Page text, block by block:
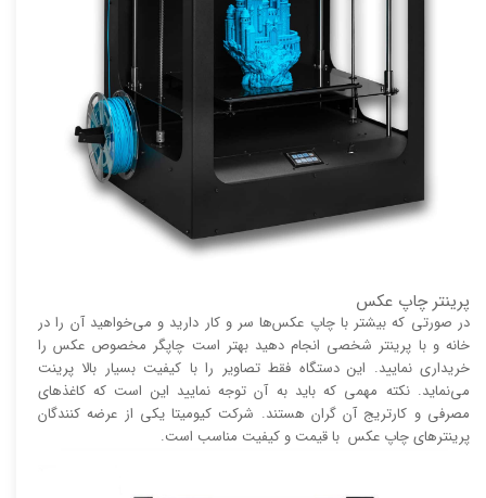
پرینتر چاپ عکس
در صورتی که بیشتر با چاپ عکس‌ها سر و کار دارید و می‌خواهید آن را در
خانه و با پرینتر شخصی انجام دهید بهتر است چاپگر مخصوص عکس را
خریداری نمایید. این دستگاه فقط تصاویر را با کیفیت بسیار بالا پرینت
می‌نماید. نکته مهمی که باید به آن توجه نمایید این است که کاغذ‌های
مصرفی و کارتریج آن گران هستند. شرکت کیومیتا یکی از عرضه کنندگان
پرینتر‌های چاپ عکس با قیمت و کیفیت مناسب است.